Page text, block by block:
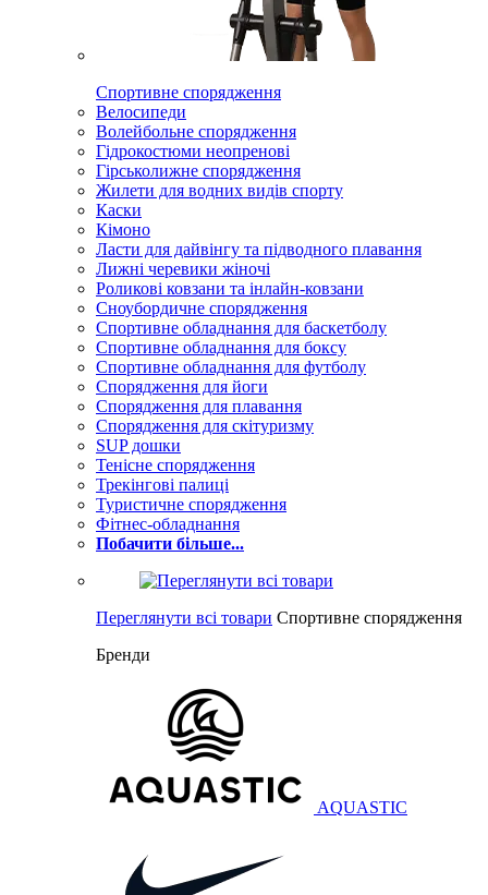
Спортивне спорядження
Велосипеди
Волейбольне спорядження
Гідрокостюми неопренові
Гірськолижне спорядження
Жилети для водних видів спорту
Каски
Кімоно
Ласти для дайвінгу та підводного плавання
Лижні черевики жіночі
Роликові ковзани та інлайн-ковзани
Сноубордичне спорядження
Спортивне обладнання для баскетболу
Спортивне обладнання для боксу
Спортивне обладнання для футболу
Спорядження для йоги
Спорядження для плавання
Спорядження для скітуризму
SUP дошки
Тенісне спорядження
Трекінгові палиці
Туристичне спорядження
Фітнес-обладнання
Побачити більше...
Переглянути всі товари Спортивне спорядження
Бренди
AQUASTIC